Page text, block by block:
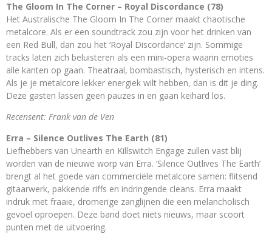
The Gloom In The Corner – Royal Discordance (78)
Het Australische The Gloom In The Corner maakt chaotische
metalcore. Als er een soundtrack zou zijn voor het drinken van
een Red Bull, dan zou het ‘Royal Discordance’ zijn. Sommige
tracks laten zich beluisteren als een mini-opera waarin emoties
alle kanten op gaan. Theatraal, bombastisch, hysterisch en intens.
Als je je metalcore lekker energiek wilt hebben, dan is dit je ding.
Deze gasten lassen geen pauzes in en gaan keihard los.
Recensent: Frank van de Ven
Erra – Silence Outlives The Earth (81)
Liefhebbers van Unearth en Killswitch Engage zullen vast blij
worden van de nieuwe worp van Erra. ‘Silence Outlives The Earth’
brengt al het goede van commerciële metalcore samen: flitsend
gitaarwerk, pakkende riffs en indringende cleans. Erra maakt
indruk met fraaie, dromerige zanglijnen die een melancholisch
gevoel oproepen. Deze band doet niets nieuws, maar scoort
punten met de uitvoering.